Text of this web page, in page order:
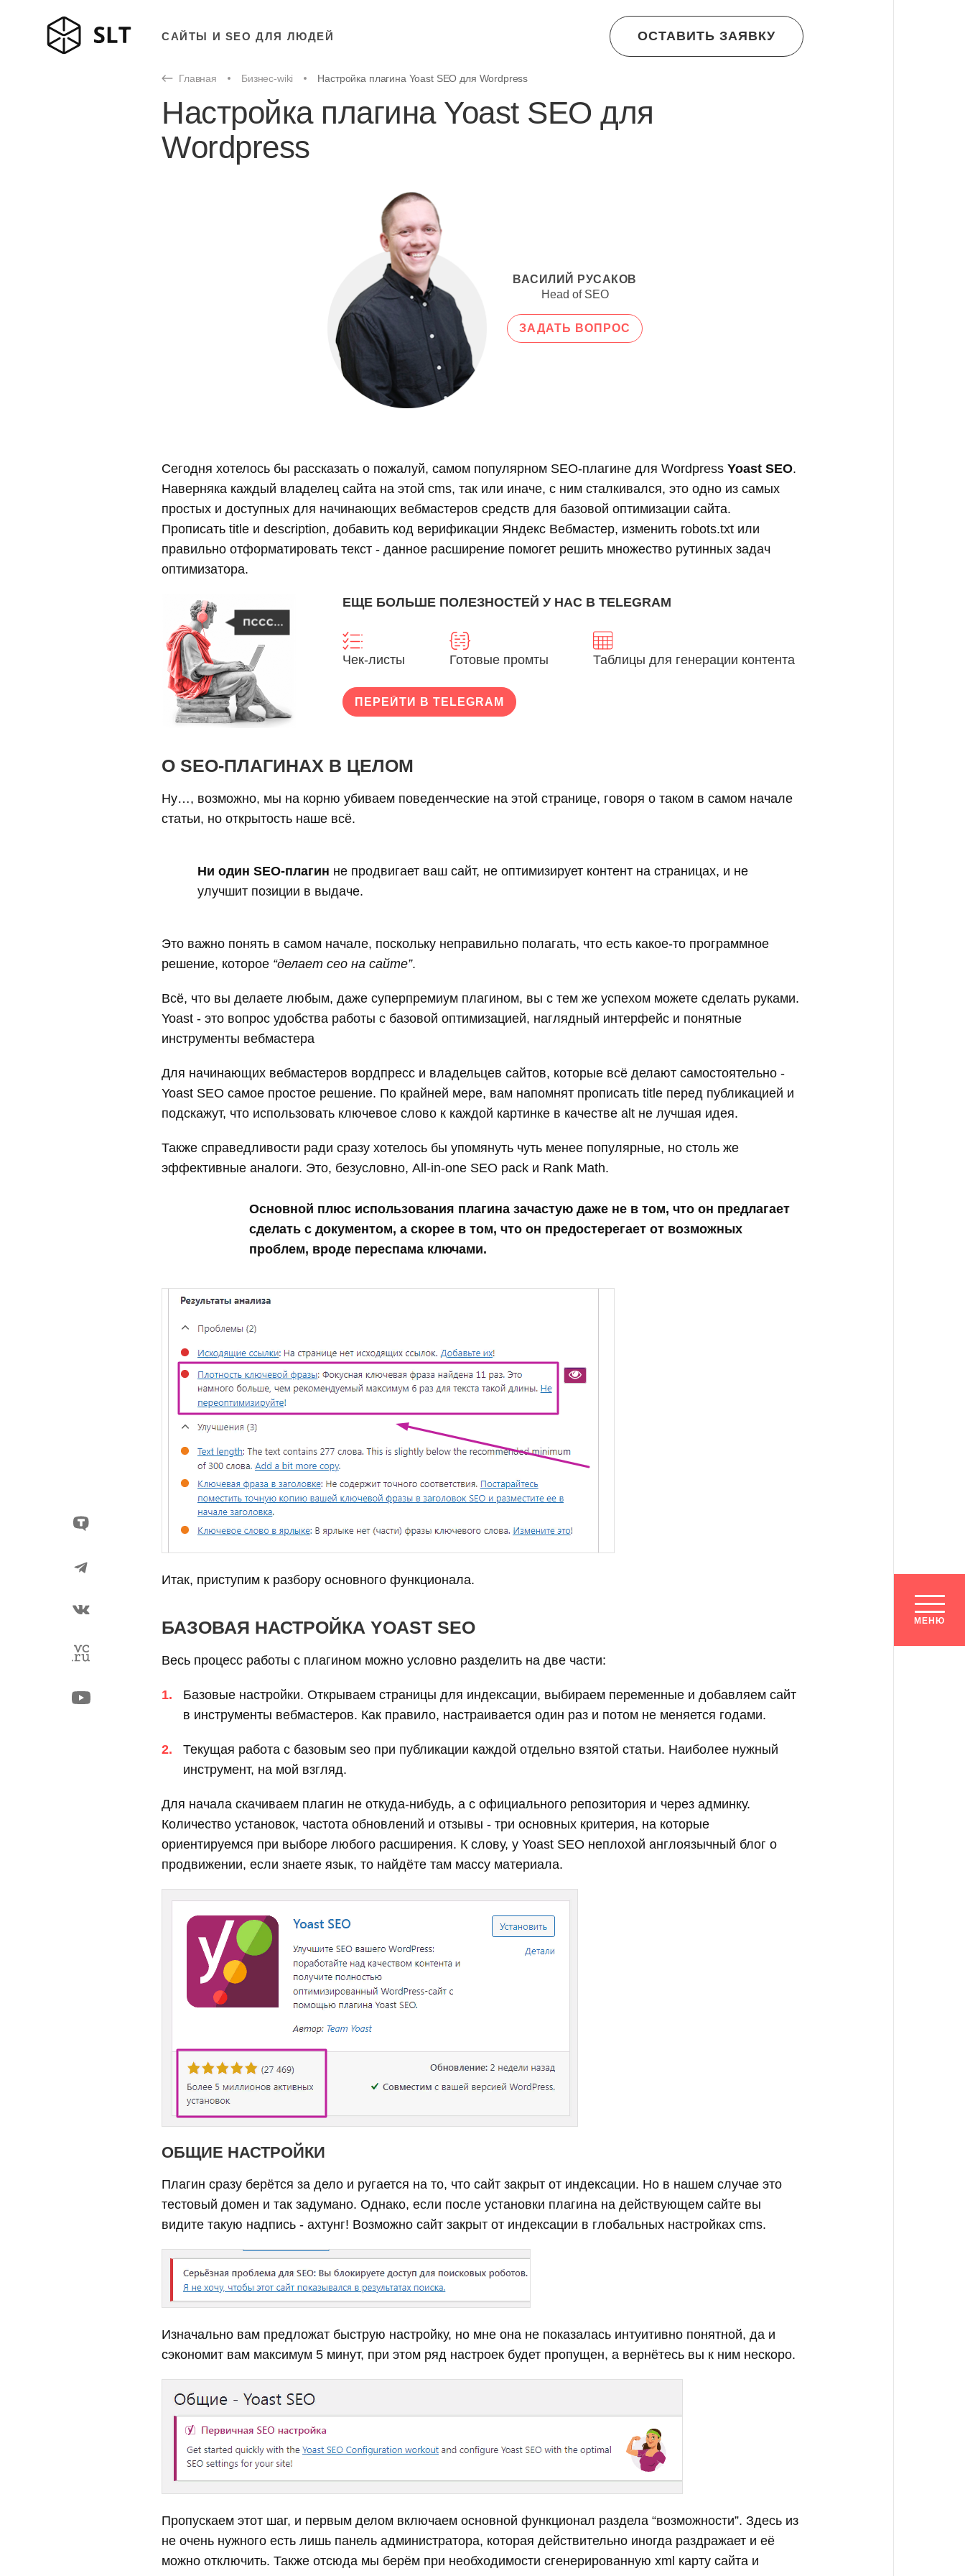
САЙТЫ И SEO ДЛЯ ЛЮДЕЙ ОСТАВИТЬ ЗАЯВКУ
Главная Бизнес-wiki Настройка плагина Yoast SEO для Wordpress
Настройка плагина Yoast SEO для
Wordpress
Сегодня хотелось бы рассказать о пожалуй, самом популярном SEO-плагине для Wordpress Yoast SEO.
Наверняка каждый владелец сайта на этой cms, так или иначе, с ним сталкивался, это одно из самых
простых и доступных для начинающих вебмастеров средств для базовой оптимизации сайта.
Прописать title и description, добавить код верификации Яндекс Вебмастер, изменить robots.txt или
правильно отформатировать текст - данное расширение помогет решить множество рутинных задач
оптимизатора.
ЕЩЕ БОЛЬШЕ ПОЛЕЗНОСТЕЙ У НАС В TELEGRAM
Чек-листы Готовые промты Таблицы для генерации контента
ПЕРЕЙТИ В TELEGRAM
О SEO-ПЛАГИНАХ В ЦЕЛОМ
Ну…, возможно, мы на корню убиваем поведенческие на этой странице, говоря о таком в самом начале
статьи, но открытость наше всё.
Ни один SEO-плагин не продвигает ваш сайт, не оптимизирует контент на страницах, и не
улучшит позиции в выдаче.
Это важно понять в самом начале, поскольку неправильно полагать, что есть какое-то программное
решение, которое “делает сео на сайте”.
Всё, что вы делаете любым, даже суперпремиум плагином, вы с тем же успехом можете сделать руками.
Yoast - это вопрос удобства работы с базовой оптимизацией, наглядный интерфейс и понятные
инструменты вебмастера
Для начинающих вебмастеров вордпресс и владельцев сайтов, которые всё делают самостоятельно -
Yoast SEO самое простое решение. По крайней мере, вам напомнят прописать title перед публикацией и
подскажут, что использовать ключевое слово к каждой картинке в качестве alt не лучшая идея.
Также справедливости ради сразу хотелось бы упомянуть чуть менее популярные, но столь же
эффективные аналоги. Это, безусловно, All-in-one SEO pack и Rank Math.
Основной плюс использования плагина зачастую даже не в том, что он предлагает
сделать с документом, а скорее в том, что он предостерегает от возможных
проблем, вроде переспама ключами.
Итак, приступим к разбору основного функционала.
БАЗОВАЯ НАСТРОЙКА YOAST SEO
Весь процесс работы с плагином можно условно разделить на две части:
Базовые настройки. Открываем страницы для индексации, выбираем переменные и добавляем сайт
в инструменты вебмастеров. Как правило, настраивается один раз и потом не меняется годами.
Текущая работа с базовым seo при публикации каждой отдельно взятой статьи. Наиболее нужный
инструмент, на мой взгляд.
Для начала скачиваем плагин не откуда-нибудь, а с официального репозитория и через админку.
Количество установок, частота обновлений и отзывы - три основных критерия, на которые
ориентируемся при выборе любого расширения. К слову, у Yoast SEO неплохой англоязычный блог о
продвижении, если знаете язык, то найдёте там массу материала.
ОБЩИЕ НАСТРОЙКИ
Плагин сразу берётся за дело и ругается на то, что сайт закрыт от индексации. Но в нашем случае это
тестовый домен и так задумано. Однако, если после установки плагина на действующем сайте вы
видите такую надпись - ахтунг! Возможно сайт закрыт от индексации в глобальных настройках cms.
Изначально вам предложат быструю настройку, но мне она не показалась интуитивно понятной, да и
сэкономит вам максимум 5 минут, при этом ряд настроек будет пропущен, а вернётесь вы к ним нескоро.
Пропускаем этот шаг, и первым делом включаем основной функционал раздела “возможности”. Здесь из
не очень нужного есть лишь панель администратора, которая действительно иногда раздражает и её
можно отключить. Также отсюда мы берём при необходимости сгенерированную xml карту сайта и
ВАСИЛИЙ РУСАКОВ
Head of SEO
ЗАДАТЬ ВОПРОС
МЕНЮ